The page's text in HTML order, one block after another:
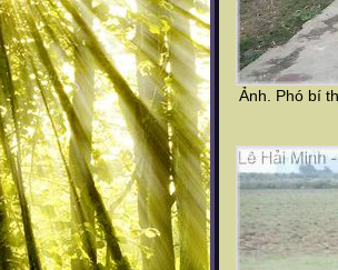
Ảnh. Phó bí